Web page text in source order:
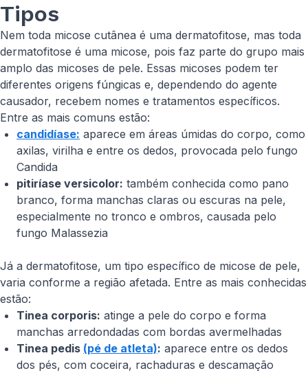
Tipos
Nem toda micose cutânea é uma dermatofitose, mas toda
dermatofitose é uma micose, pois faz parte do grupo mais
amplo das micoses de pele. Essas micoses podem ter
diferentes origens fúngicas e, dependendo do agente
causador, recebem nomes e tratamentos específicos.
Entre as mais comuns estão:
candidíase: aparece em áreas úmidas do corpo, como
axilas, virilha e entre os dedos, provocada pelo fungo
Candida
pitiríase versicolor: também conhecida como pano
branco, forma manchas claras ou escuras na pele,
especialmente no tronco e ombros, causada pelo
fungo Malassezia
Já a dermatofitose, um tipo específico de micose de pele,
varia conforme a região afetada. Entre as mais conhecidas
estão:
Tinea corporis: atinge a pele do corpo e forma
manchas arredondadas com bordas avermelhadas
Tinea pedis (pé de atleta): aparece entre os dedos
dos pés, com coceira, rachaduras e descamação